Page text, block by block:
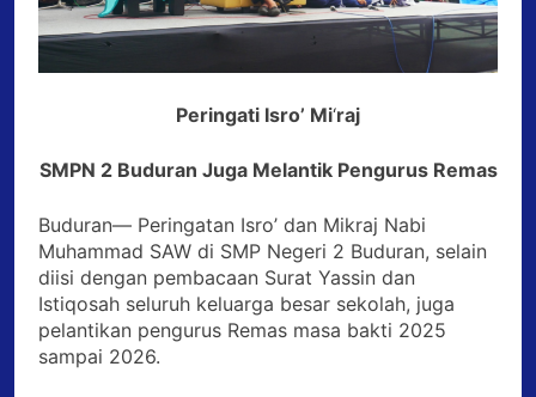
Peringati Isro’ Mi‘raj
SMPN 2 Buduran Juga Melantik Pengurus Remas
Buduran— Peringatan Isro’ dan Mikraj Nabi
Muhammad SAW di SMP Negeri 2 Buduran, selain
diisi dengan pembacaan Surat Yassin dan
Istiqosah seluruh keluarga besar sekolah, juga
pelantikan pengurus Remas masa bakti 2025
sampai 2026.